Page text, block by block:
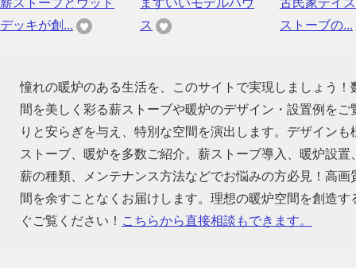
薪ストーブとウッド
デッキが創...
ますいいモデルハウ
ス
古民家テイ
ストーブの...
憧れの暖炉のある生活を、このサイトで実現しましょう
間を美しく彩る薪ストーブや暖炉のデザイン・設置例を
りと安らぎを与え、特別な空間を演出します。デザイン
ストーブ、暖炉を多数ご紹介。薪ストーブ導入、暖炉設
薪の種類、メンテナンス方法などでお悩みの方必見！高
間を余すことなくお届けします。理想の暖炉空間を創造
ぐご覧ください！ こちらから直接相談もできます。